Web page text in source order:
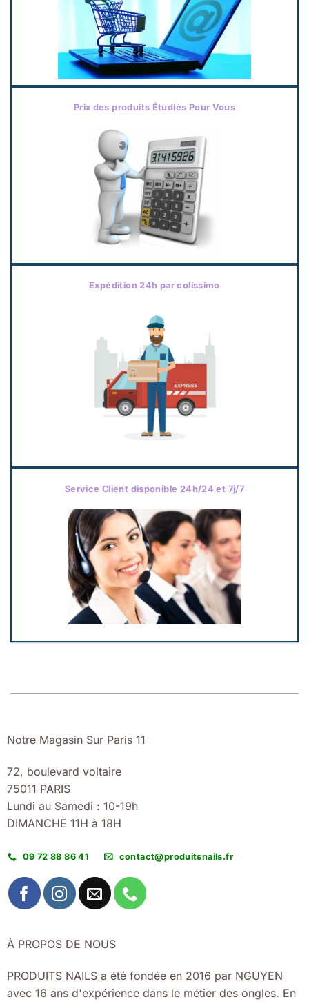
Prix des produits Étudiés Pour Vous
Expédition 24h par colissimo
Service Client disponible 24h/24 et 7j/7
Notre Magasin Sur Paris 11
72, boulevard voltaire
75011 PARIS
Lundi au Samedi : 10-19h
DIMANCHE 11H à 18H
09 72 88 86 41 contact@produitsnails.fr
À PROPOS DE NOUS
PRODUITS NAILS a été fondée en 2016 par NGUYEN
avec 16 ans d'expérience dans le métier des ongles. En